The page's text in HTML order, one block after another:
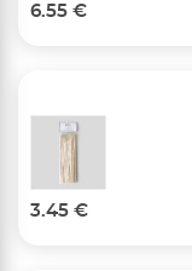
6.55 €
3.45 €